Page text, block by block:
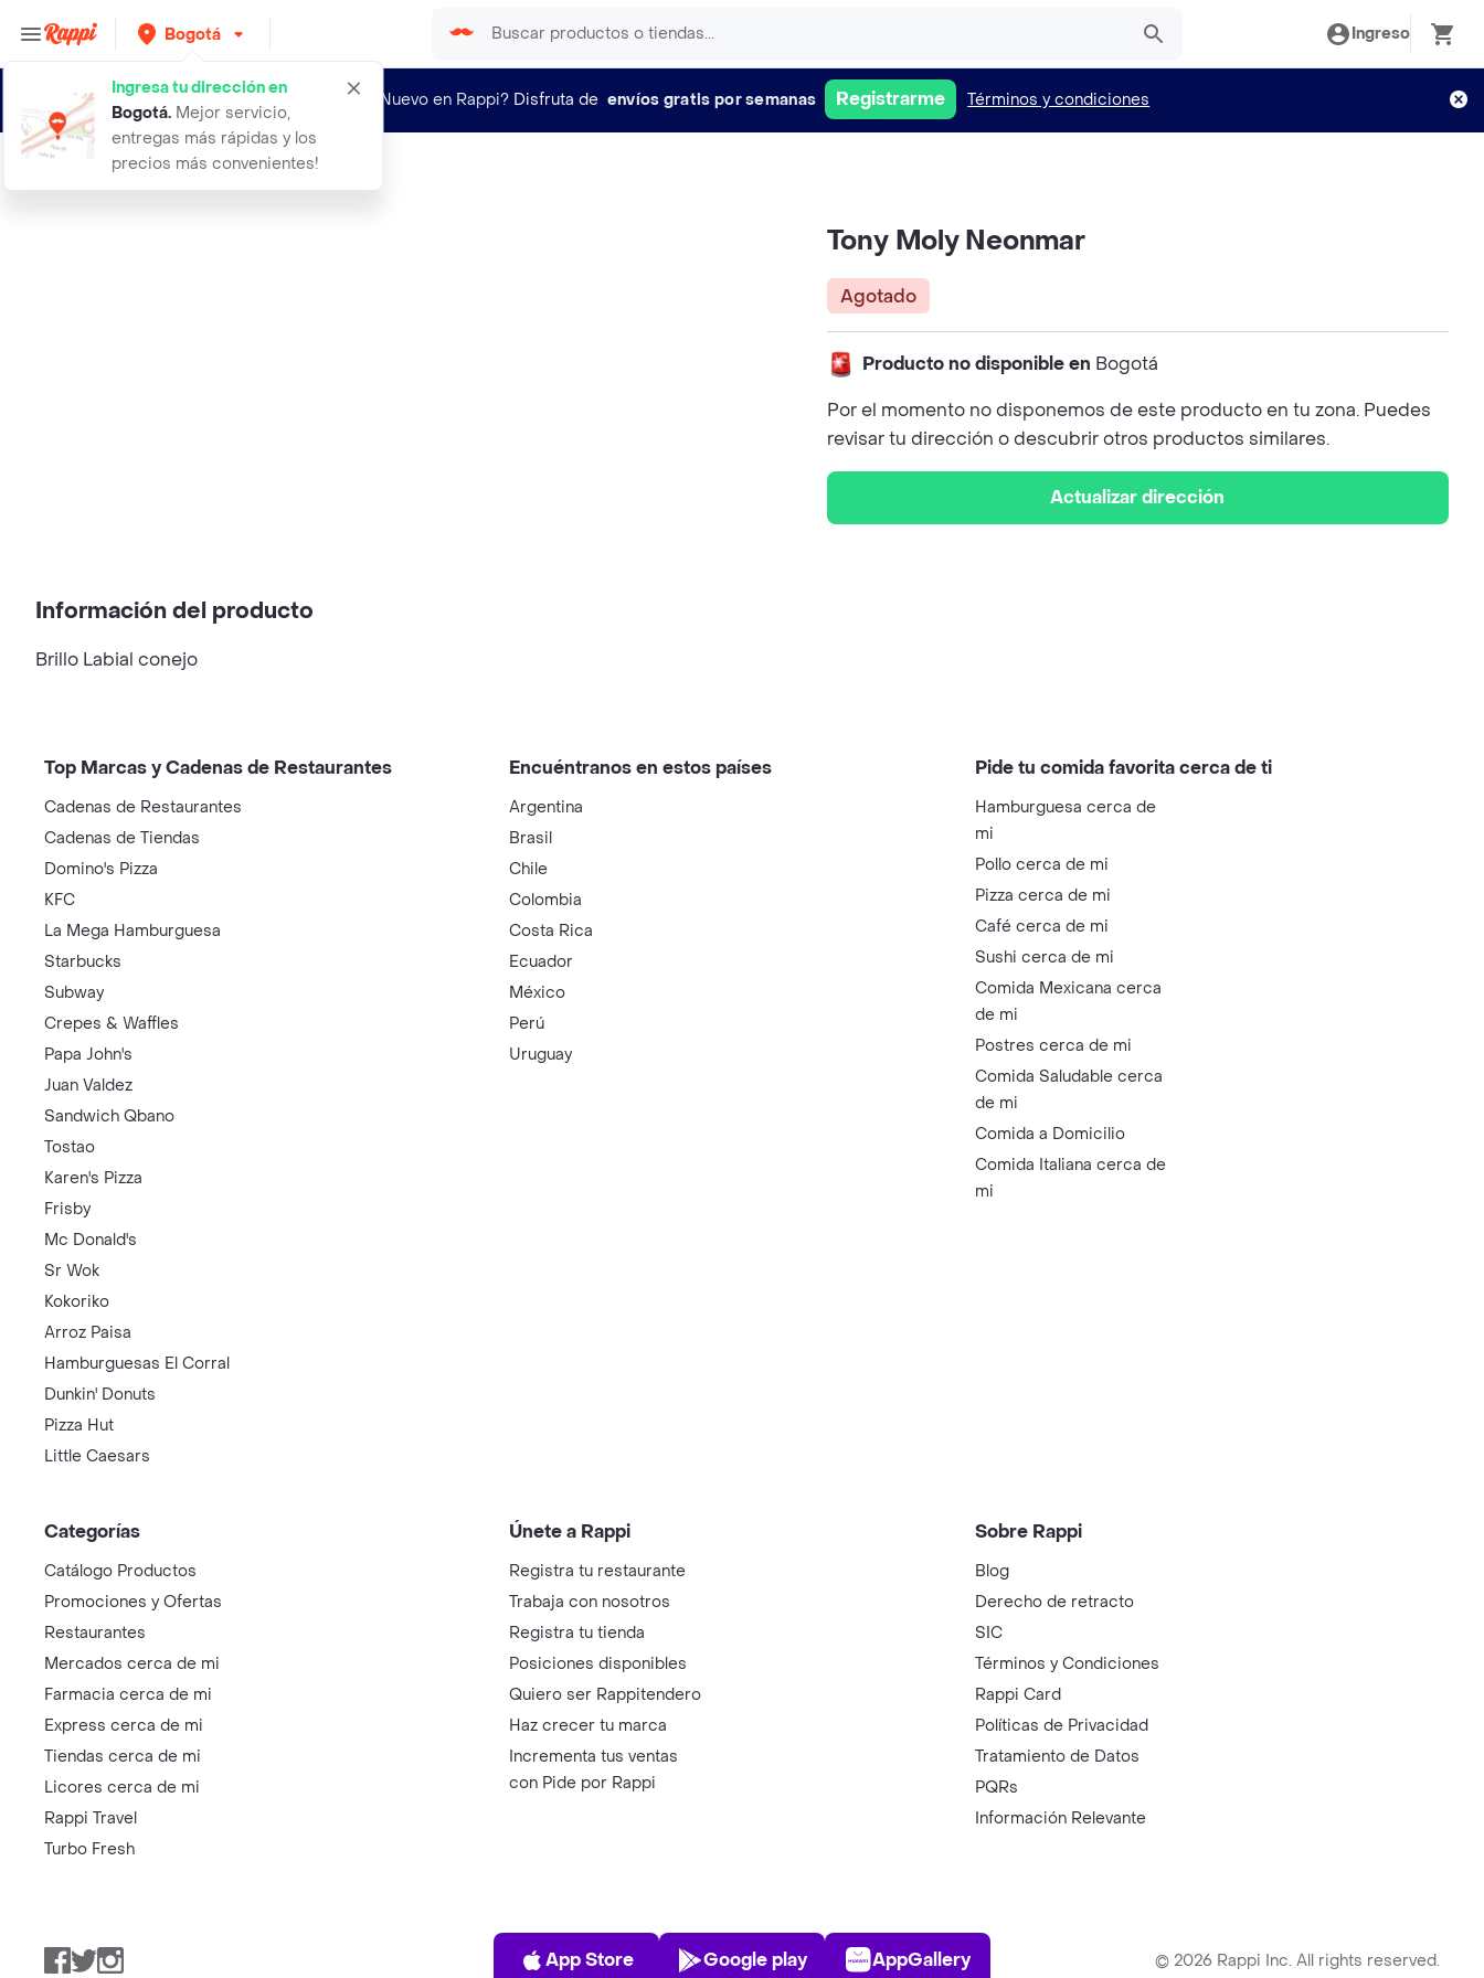
Bogotá
Ingresa tu dirección en
Bogotá. Mejor servicio,
entregas más rápidas y los
precios más convenientes!
Ingreso
¿Nuevo en Rappi? Disfruta de envíos gratis por semanas Registrarme Términos y condiciones
tony moly neonmar
Tony Moly Neonmar
Agotado
Producto no disponible en Bogotá
Por el momento no disponemos de este producto en tu zona. Puedes
revisar tu dirección o descubrir otros productos similares.
Actualizar dirección
Información del producto
Brillo Labial conejo
Top Marcas y Cadenas de Restaurantes
Cadenas de Restaurantes
Cadenas de Tiendas
Domino's Pizza
KFC
La Mega Hamburguesa
Starbucks
Subway
Crepes & Waffles
Papa John's
Juan Valdez
Sandwich Qbano
Tostao
Karen's Pizza
Frisby
Mc Donald's
Sr Wok
Kokoriko
Arroz Paisa
Hamburguesas El Corral
Dunkin' Donuts
Pizza Hut
Little Caesars
Encuéntranos en estos países
Argentina
Brasil
Chile
Colombia
Costa Rica
Ecuador
México
Perú
Uruguay
Pide tu comida favorita cerca de ti
Hamburguesa cerca de
mi
Pollo cerca de mi
Pizza cerca de mi
Café cerca de mi
Sushi cerca de mi
Comida Mexicana cerca
de mi
Postres cerca de mi
Comida Saludable cerca
de mi
Comida a Domicilio
Comida Italiana cerca de
mi
Categorías
Catálogo Productos
Promociones y Ofertas
Restaurantes
Mercados cerca de mi
Farmacia cerca de mi
Express cerca de mi
Tiendas cerca de mi
Licores cerca de mi
Rappi Travel
Turbo Fresh
Únete a Rappi
Registra tu restaurante
Trabaja con nosotros
Registra tu tienda
Posiciones disponibles
Quiero ser Rappitendero
Haz crecer tu marca
Incrementa tus ventas
con Pide por Rappi
Sobre Rappi
Blog
Derecho de retracto
SIC
Términos y Condiciones
Rappi Card
Políticas de Privacidad
Tratamiento de Datos
PQRs
Información Relevante
Facebook
TwitterInstagram
App Store
App Store
Play Store
Google play
AppGallery
AppGallery © 2026 Rappi Inc. All rights reserved.